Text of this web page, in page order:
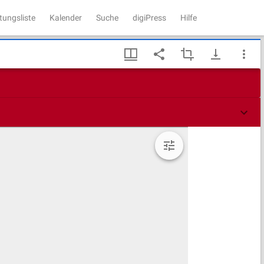
Kalender Suche digiPress Hilfe